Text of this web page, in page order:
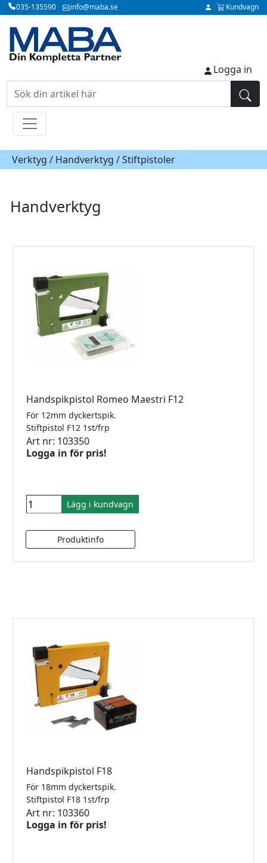
035-135590 info@maba.se Kundvagn
Logga in
Verktyg / Handverktyg / Stiftpistoler
Handverktyg
Handspikpistol Romeo Maestri F12
För 12mm dyckertspik.
Stiftpistol F12 1st/frp
Art nr: 103350
Logga in för pris!
Lägg i kundvagn
Handspikpistol F18
För 18mm dyckertspik.
Stiftpistol F18 1st/frp
Art nr: 103360
Logga in för pris!